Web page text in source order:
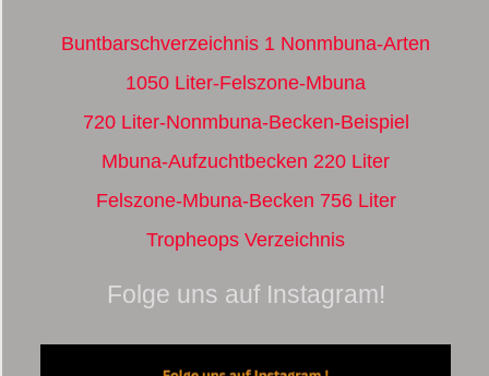
Buntbarschverzeichnis 1 Nonmbuna-Arten
1050 Liter-Felszone-Mbuna
720 Liter-Nonmbuna-Becken-Beispiel
Mbuna-Aufzuchtbecken 220 Liter
Felszone-Mbuna-Becken 756 Liter
Tropheops Verzeichnis
Folge uns auf Instagram!